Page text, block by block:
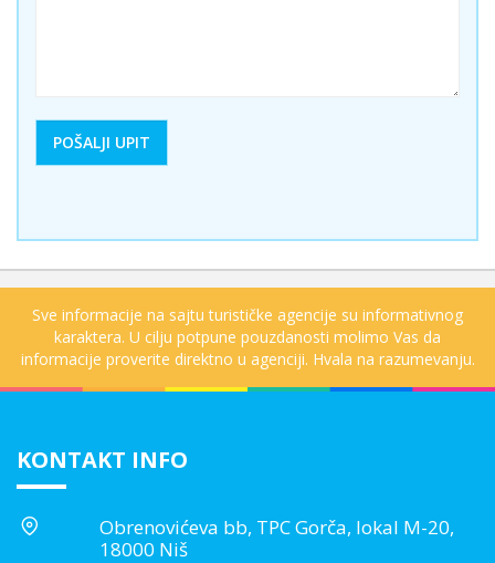
Sve informacije na sajtu turističke agencije su informativnog
karaktera. U cilju potpune pouzdanosti molimo Vas da
informacije proverite direktno u agenciji. Hvala na razumevanju.
KONTAKT INFO
Obrenovićeva bb, TPC Gorča, lokal M-20,
18000 Niš